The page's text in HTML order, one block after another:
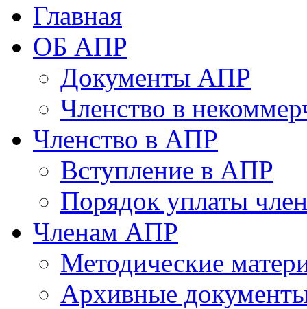
Главная
ОБ АПР
Документы АПР
Членство в
Членство в АПР
Вступление в АПР
Порядок уплаты
Членам АПР
Методические
Архивные